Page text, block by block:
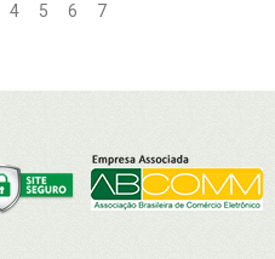
4 5 6 7